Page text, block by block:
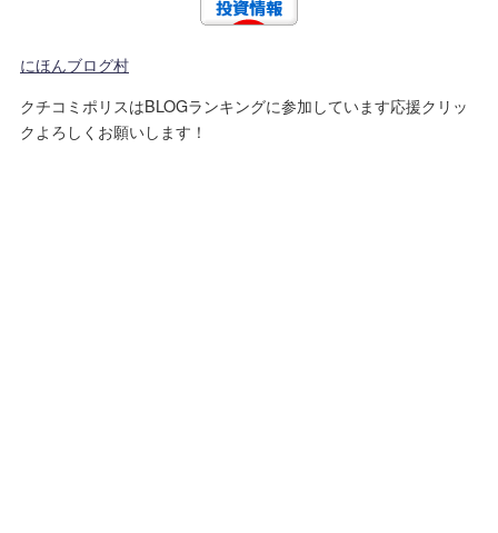
にほんブログ村
クチコミポリスはBLOGランキングに参加しています応援クリッ
クよろしくお願いします！